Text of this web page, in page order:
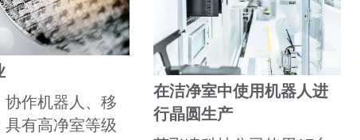
协作机器人、移
具有高净室等级
在洁净室中使用机器人进
行晶圆生产